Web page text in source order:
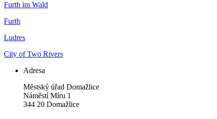
Furth im Wald
Furth
Ludres
City of Two Rivers
Adresa
Městský úřad Domažlice
Náměstí Míru 1
344 20 Domažlice